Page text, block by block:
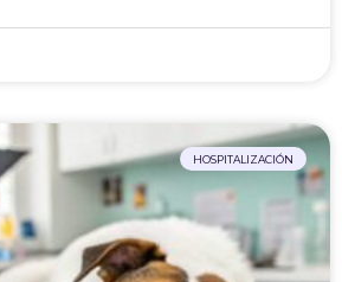
HOSPITALIZACIÓN